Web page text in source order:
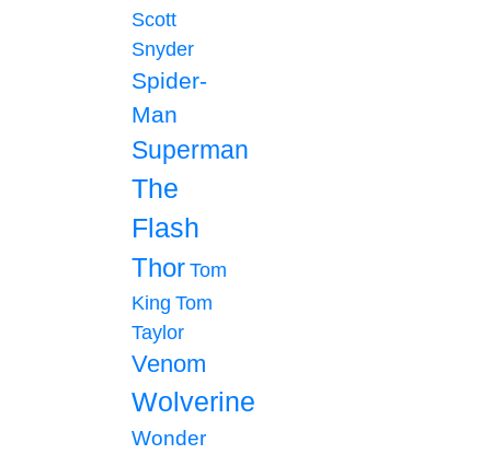
Scott
Snyder
Spider-
Man
Superman
The
Flash
Thor Tom
King Tom
Taylor
Venom
Wolverine
Wonder